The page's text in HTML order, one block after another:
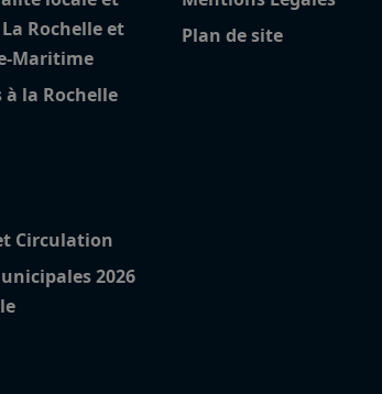
Rochelle et
Maritime
à la Rochelle
Circulation
2026
Plan de site